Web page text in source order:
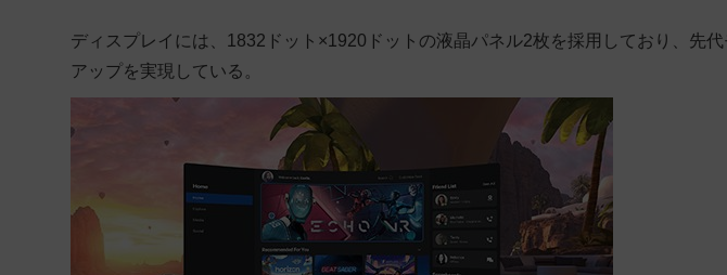
ディスプレイには、1832ドット×1920ドットの液晶パネル2枚を採用しており、先
アップを実現している。